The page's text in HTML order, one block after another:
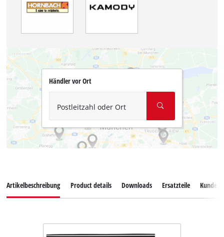
Händler vor Ort
Postleitzahl oder Ort
Artikelbeschreibung Product details Downloads Ersatzteile